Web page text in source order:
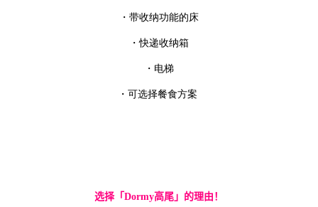
・带收纳功能的床
・快递收纳箱
・电梯
・ 可选择餐食方案
选择「 Dormy高尾」的理由！